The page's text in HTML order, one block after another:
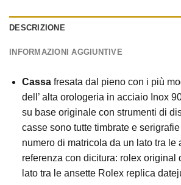
DESCRIZIONE
INFORMAZIONI AGGIUNTIVE
Cassa fresata dal pieno con i più
dell’ alta orologeria in acciaio Inox
su base originale con strumenti di
casse sono tutte timbrate e
numero di matricola da un lato tra le
referenza con dicitura: rolex original
lato tra le ansette Rolex replica